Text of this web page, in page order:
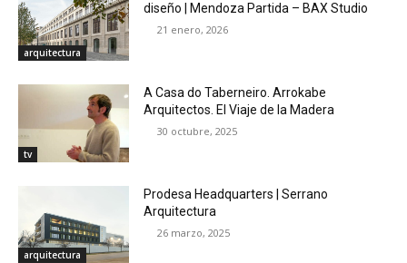
arquitectura
diseño | Mendoza Partida – BAX Studio
21 enero, 2026
tv
A Casa do Taberneiro. Arrokabe
Arquitectos. El Viaje de la Madera
30 octubre, 2025
arquitectura
Prodesa Headquarters | Serrano
Arquitectura
26 marzo, 2025